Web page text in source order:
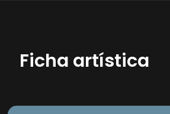
Ficha artística